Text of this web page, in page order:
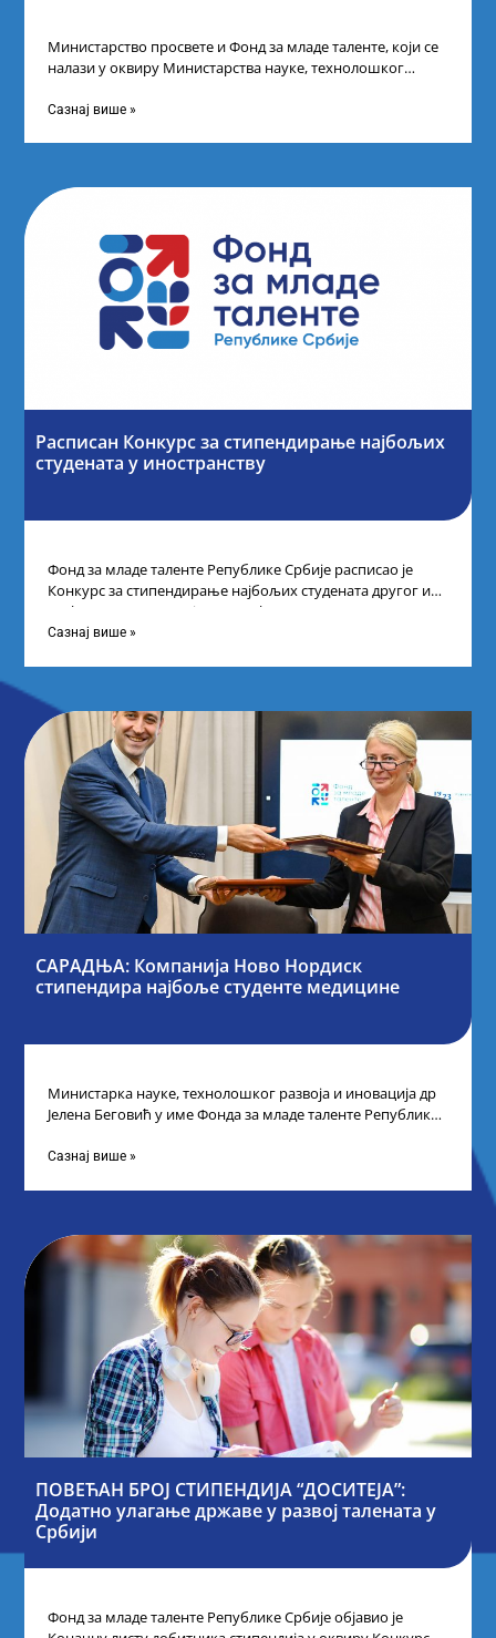
Министарство просвете и Фонд за младе таленте, који се
налази у оквиру Министарства науке, технолошког
Сазнај више »
Расписан Конкурс за стипендирање најбољих
студената y иностранству
Фонд за младе таленте Републике Србије расписао је
Конкурс за стипендирање најбољих студената другог и
трећег степена студија на водећим
Сазнај више »
САРАДЊА: Компанија Ново Нордиск
стипендира најбоље студенте медицине
Министарка науке, технолошког развоја и иновација др
Јелена Беговић у име Фонда за младе таленте Републике
Сазнај више »
ПОВЕЋАН БРОЈ СТИПЕНДИЈА “ДОСИТЕЈА”:
Додатно улагање државе у развој талената у
Србији
Фонд за младе таленте Републике Србије објавио је